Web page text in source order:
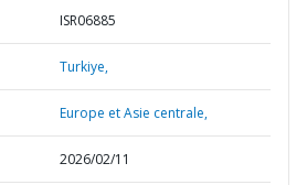
ISR06885
Turkiye,
Europe et Asie centrale,
2026/02/11